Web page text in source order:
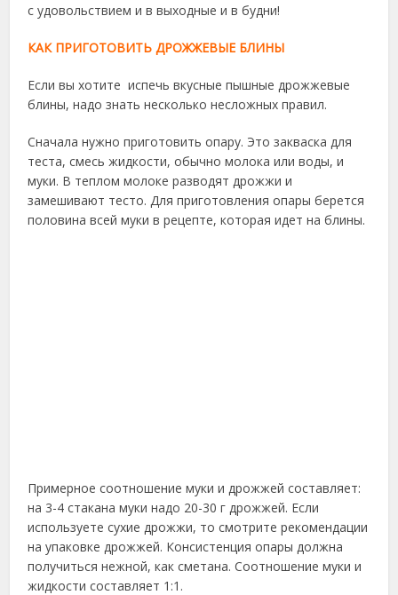
с удовольствием и в выходные и в будни!
КАК ПРИГОТОВИТЬ ДРОЖЖЕВЫЕ БЛИНЫ
Если вы хотите испечь вкусные пышные дрожжевые
блины, надо знать несколько несложных правил.
Сначала нужно приготовить опару. Это закваска для
теста, смесь жидкости, обычно молока или воды, и
муки. В теплом молоке разводят дрожжи и
замешивают тесто. Для приготовления опары берется
половина всей муки в рецепте, которая идет на блины.
Примерное соотношение муки и дрожжей составляет:
на 3-4 стакана муки надо 20-30 г дрожжей. Если
используете сухие дрожжи, то смотрите рекомендации
на упаковке дрожжей. Консистенция опары должна
получиться нежной, как сметана. Соотношение муки и
жидкости составляет 1:1.